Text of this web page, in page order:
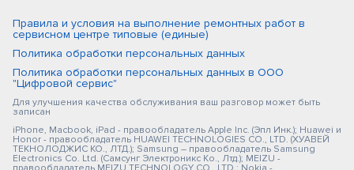
Правила и условия на выполнение ремонтных работ в
сервисном центре типовые (единые)
Политика обработки персональных данных
Политика обработки персональных данных в ООО
"Цифровой сервис"
Для улучшения качества обслуживания ваш разговор может быть
записан
iPhone, Macbook, iPad - правообладатель Apple Inc. (Эпл Инк.); Huawei и
Honor - правообладатель HUAWEI TECHNOLOGIES CO., LTD. (ХУАВЕЙ
ТЕКНОЛОДЖИС КО., ЛТД.); Samsung – правообладатель Samsung
Electronics Co. Ltd. (Самсунг Электроникс Ко., Лтд.); MEIZU -